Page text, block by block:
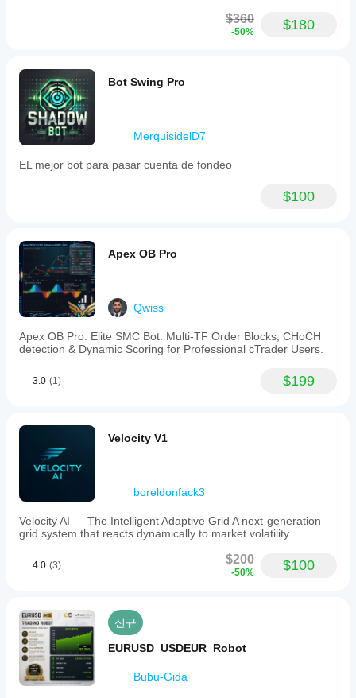
这不是赌博，而是一次次经过精密计算的“狙击”。以下是
动态波动率仓位管理 (Volatility Sizing)：
总是以同样的速度移动，所以您的仓位也不应该一成
不变。机器人会自动读取市场波动率 (ATR)。如果市
场风平浪静，它会适当调整以捕捉价值；如果市场波
涛汹涌，它会自动缩小风险敞口，确保安全。
智能“评分”引擎：
行一套复杂的内部“计分卡”，检查动量和趋势强度。
人会自动切换到**“防御模式” (Defense Mode)**——
它可能会立即收紧止损，或者直接跳过这笔交易。
能的移动止损策略，它会悬挂在价格后方，既锁定了
您的利润，又给了价格足够的运行空间，确保您不会
因为过早离场而错失大行情的利润。
紧急熔断机制：
议会随时待命。一旦势头不对，它会在损失扩大成灾
难之前果断切断，为您的账户保留实力，等待下一次
连胜。
写给您的温馨提示
金融市场的交易是一场激动人心的旅程，但请始终牢记，
100% 预测未来。过去的辉煌战绩（比如那些连胜记
录！）是一个极好的信号，但并不代表未来的绝对保证。
请将这个机器人视为您投资武库中的一件强力武器，理性
投资，量力而行。祝您交易愉快！
*Currently Youtube video is under development.
$360
-50% $180
Bot Swing Pro
MerquisidelD7
EL mejor bot para pasar cuenta de fondeo
$100
Apex OB Pro
Qwiss
Apex OB Pro: Elite SMC Bot. Multi-TF Order Blocks, CHoCH
detection & Dynamic Scoring for Professional cTrader Users.
3.0 (1) $199
Velocity V1
boreldonfack3
Velocity AI — The Intelligent Adaptive Grid A next-generation
grid system that reacts dynamically to market volatility.
4.0 (3) $200
-50% $100
신규
EURUSD_USDEUR_Robot
Bubu-Gida